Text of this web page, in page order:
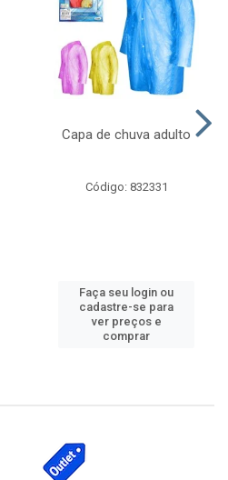
Capa de chuva adulto
Código: 832331
Faça seu login ou
cadastre-se para
ver preços e
comprar